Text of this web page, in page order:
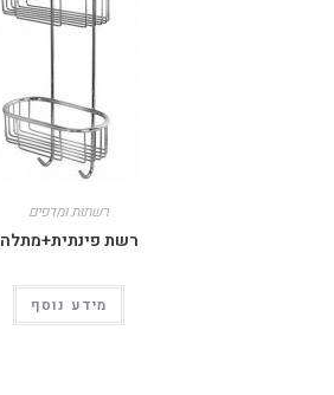
רשתות ומדפים
רשת פינתית+מתלה
מידע נוסף